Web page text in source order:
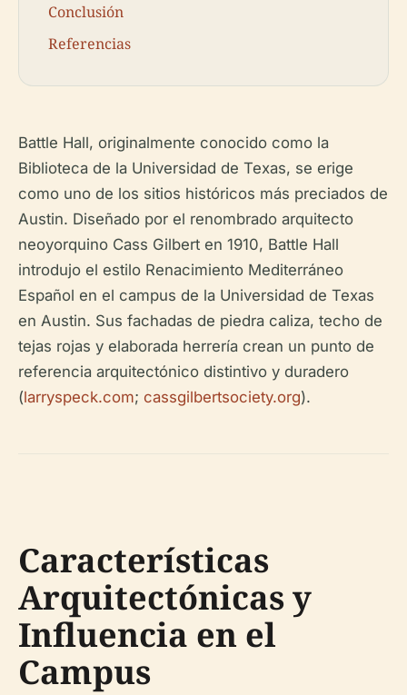
Conclusión
Referencias
Battle Hall, originalmente conocido como la
Biblioteca de la Universidad de Texas, se erige
como uno de los sitios históricos más preciados de
Austin. Diseñado por el renombrado arquitecto
neoyorquino Cass Gilbert en 1910, Battle Hall
introdujo el estilo Renacimiento Mediterráneo
Español en el campus de la Universidad de Texas
en Austin. Sus fachadas de piedra caliza, techo de
tejas rojas y elaborada herrería crean un punto de
referencia arquitectónico distintivo y duradero
(larryspeck.com; cassgilbertsociety.org).
Características
Arquitectónicas y
Influencia en el
Campus